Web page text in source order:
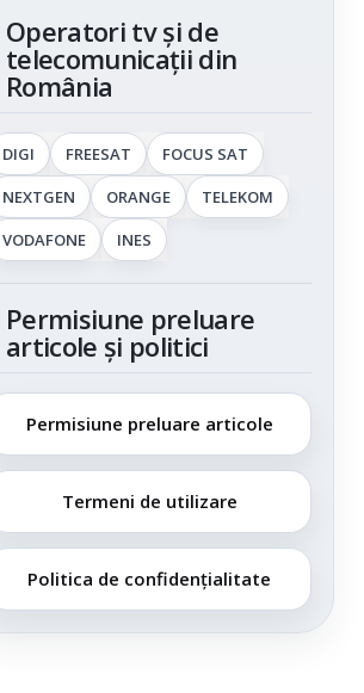
Operatori tv și de
telecomunicații din
România
DIGI FREESAT
FOCUS SAT
NEXTGEN
ORANGE
TELEKOM
VODAFONE
INES
Permisiune preluare
articole și politici
Permisiune preluare articole
Termeni de utilizare
Politica de confidențialitate